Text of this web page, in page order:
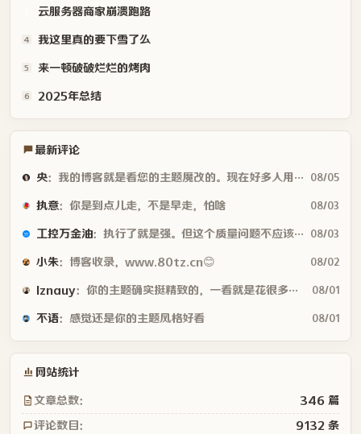
云服务器商家崩溃跑路
4 我这里真的要下雪了么
5 来一顿破破烂烂的烤肉
6 2025年总结
最新评论
央：我的博客就是看您的主题魔改的。现在好多人用你这个AI做的，就否定别人... 08/05
执意：你是到点儿走，不是早走，怕啥 08/03
工控万金油：执行了就是强。但这个质量问题不应该由物业或是房产公司来处理吗😂 08/03
小朱：博客收录，www.80tz.cn😊 08/02
lznauy：你的主题确实挺精致的，一看就是花很多时间打磨的，现在都是用AI写代码... 08/01
不语：感觉还是你的主题风格好看 08/01
网站统计
文章总数： 346 篇
评论数目： 9132 条